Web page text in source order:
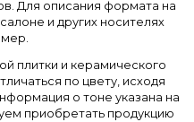
Для описания формата на
и других носителях
плитки и керамического
по цвету, исходя
о тоне указана на
приобретать продукцию